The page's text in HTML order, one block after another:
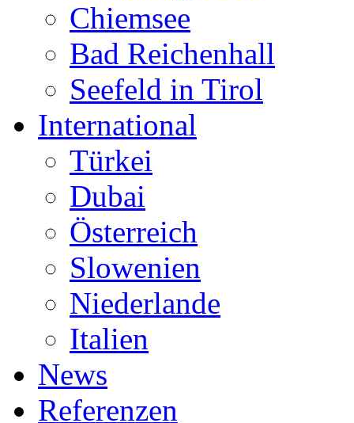
Chiemsee
Bad Reichenhall
Seefeld in Tirol
International
Türkei
Dubai
Österreich
Slowenien
Niederlande
Italien
News
Referenzen